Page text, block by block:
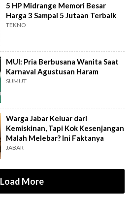
5 HP Midrange Memori Besar
Harga 3 Sampai 5 Jutaan Terbaik
TEKNO
MUI: Pria Berbusana Wanita Saat
Karnaval Agustusan Haram
SUMUT
Warga Jabar Keluar dari
Kemiskinan, Tapi Kok Kesenjangan
Malah Melebar? Ini Faktanya
JABAR
Load More